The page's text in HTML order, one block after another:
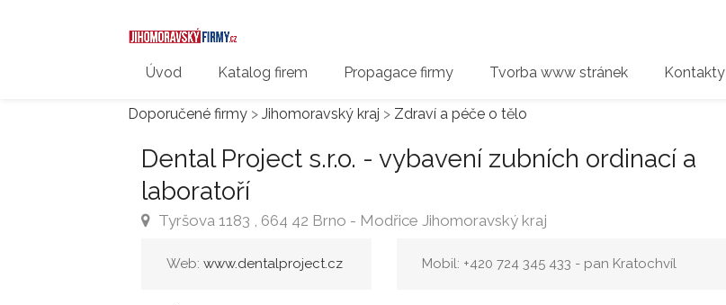
Úvod Katalog firem Propagace firmy Tvorba www stránek Kontakty
Doporučené firmy > Jihomoravský kraj > Zdraví a péče o tělo
Dental Project s.r.o. - vybavení zubních ordinací a
laboratoří
Tyršova 1183 , 664 42 Brno - Modřice Jihomoravský kraj
Web: www.dentalproject.cz Mobil: +420 724 345 433 - pan Kratochvíl